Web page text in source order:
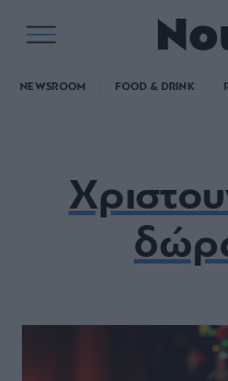
NEWSROOM FOOD & DRINK